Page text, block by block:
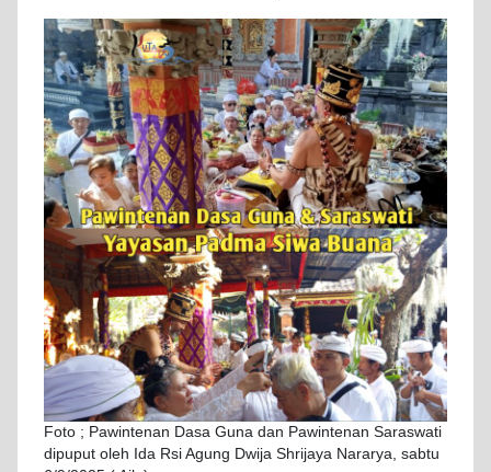
Foto ; Pawintenan Dasa Guna dan Pawintenan Saraswati
dipuput oleh Ida Rsi Agung Dwija Shrijaya Nararya, sabtu